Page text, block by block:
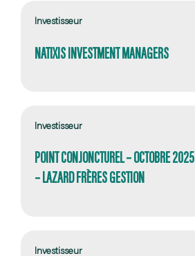
Investisseur
NATIXIS INVESTMENT MANAGERS
Investisseur
POINT CONJONCTUREL – OCTOBRE 2025
– LAZARD FRÈRES GESTION
Investisseur